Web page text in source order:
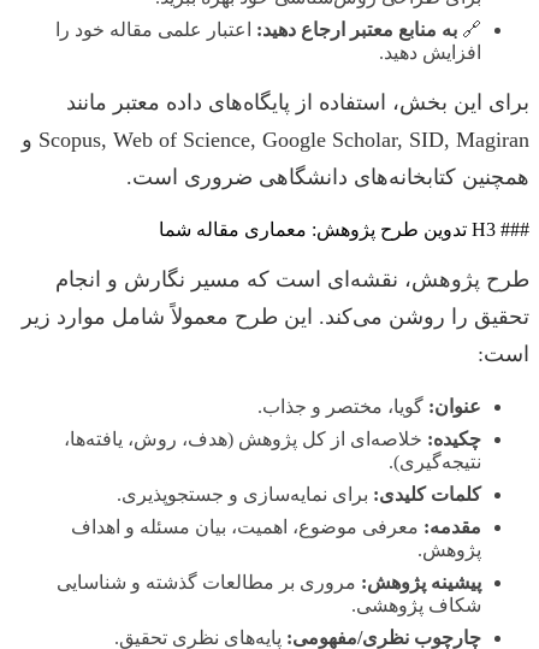
🔗 به منابع معتبر ارجاع دهید: اعتبار علمی مقاله خود را
افزایش دهید.
برای این بخش، استفاده از پایگاه‌های داده معتبر مانند
Scopus, Web of Science, Google Scholar, SID, Magiran و
همچنین کتابخانه‌های دانشگاهی ضروری است.
### H3 تدوین طرح پژوهش: معماری مقاله شما
طرح پژوهش، نقشه‌ای است که مسیر نگارش و انجام
تحقیق را روشن می‌کند. این طرح معمولاً شامل موارد زیر
است:
عنوان: گویا، مختصر و جذاب.
چکیده: خلاصه‌ای از کل پژوهش (هدف، روش، یافته‌ها،
نتیجه‌گیری).
کلمات کلیدی: برای نمایه‌سازی و جستجوپذیری.
مقدمه: معرفی موضوع، اهمیت، بیان مسئله و اهداف
پژوهش.
پیشینه پژوهش: مروری بر مطالعات گذشته و شناسایی
شکاف پژوهشی.
چارچوب نظری/مفهومی: پایه‌های نظری تحقیق.